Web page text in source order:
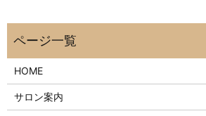
HOME
サロン案内